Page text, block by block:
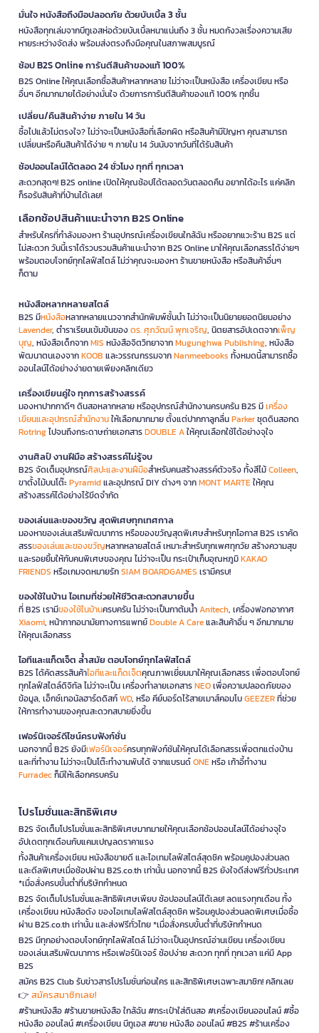
มั่นใจ หนังสือถึงมือปลอดภัย ด้วยบับเบิ้ล 3 ชั้น
หนังสือทุกเล่มจากบีทูเอสห่อด้วยบับเบิ้ลหนาแน่นถึง 3 ชั้น หมดกังวลเรื่องความเสีย
หายระหว่างจัดส่ง พร้อมส่งตรงถึงมือคุณในสภาพสมบูรณ์
ช้อป B2S Online การันตีสินค้าของแท้ 100%
B2S Online ให้คุณเลือกซื้อสินค้าหลากหลาย ไม่ว่าจะเป็นหนังสือ เครื่องเขียน หรือ
อื่นๆ อีกมากมายได้อย่างมั่นใจ ด้วยการการันตีสินค้าของแท้ 100% ทุกชิ้น
เปลี่ยน/คืนสินค้าง่าย ภายใน 14 วัน
ซื้อไปแล้วไม่ตรงใจ? ไม่ว่าจะเป็นหนังสือที่เลือกผิด หรือสินค้ามีปัญหา คุณสามารถ
เปลี่ยนหรือคืนสินค้าได้ง่าย ๆ ภายใน 14 วันนับจากวันที่ได้รับสินค้า
ช้อปออนไลน์ได้ตลอด 24 ชั่วโมง ทุกที่ ทุกเวลา
สะดวกสุดๆ! B2S online เปิดให้คุณช้อปได้ตลอดวันตลอดคืน อยากได้อะไร แค่คลิก
ก็รอรับสินค้าที่บ้านได้เลย!
เลือกช้อปสินค้าแนะนำจาก B2S Online
สำหรับใครที่กำลังมองหา ร้านอุปกรณ์เครื่องเขียนใกล้ฉัน หรืออยากแวะร้าน B2S แต่
ไม่สะดวก วันนี้เราได้รวบรวมสินค้าแนะนำจาก B2S Online มาให้คุณเลือกสรรได้ง่ายๆ
พร้อมตอบโจทย์ทุกไลฟ์สไตล์ ไม่ว่าคุณจะมองหา ร้านขายหนังสือ หรือสินค้าอื่นๆ
ก็ตาม
หนังสือหลากหลายสไตล์
B2S มีหนังสือหลากหลายแนวจากสำนักพิมพ์ชั้นนำ ไม่ว่าจะเป็นนิยายยอดนิยมอย่าง
Lavender, ตำราเรียนเข้มข้นของดร. ศุภวัฒน์ พุกเจริญ, นิตยสารอัปเดตจากเพ็ญ
บุญ, หนังสือเด็กจากMIS หนังสือจิตวิทยาจากMugunghwa Publishing, หนังสือ
พัฒนาตนเองจากKOOB และวรรณกรรมจากNanmeebooks ทั้งหมดนี้สามารถซื้อ
ออนไลน์ได้อย่างง่ายดายเพียงคลิกเดียว
เครื่องเขียนคู่ใจ ทุกการสร้างสรรค์
มองหาปากกาดีๆ ดินสอหลากหลาย หรืออุปกรณ์สำนักงานครบครัน B2S มีเครื่อง
เขียนและอุปกรณ์สำนักงานให้เลือกมากมาย ตั้งแต่ปากกาลูกลื่นParkerชุดดินสอกด
Rotringไปจนถึงกระดาษถ่ายเอกสารDOUBLE Aให้คุณเลือกใช้ได้อย่างจุใจ
งานศิลป์ งานฝีมือ สร้างสรรค์ไม่รู้จบ
B2S จัดเต็มอุปกรณ์ศิลปะและงานฝีมือสำหรับคนสร้างสรรค์ตัวจริง ทั้งสีไม้Colleen,
ขาตั้งไม้บนโต๊ะPyramidและอุปกรณ์ DIY ต่างๆ จากMONT MARTEให้คุณ
สร้างสรรค์ได้อย่างไร้ขีดจำกัด
ของเล่นและของขวัญ สุดพิเศษทุกเทศกาล
มองหาของเล่นเสริมพัฒนาการ หรือของขวัญสุดพิเศษสำหรับทุกโอกาส B2S เราคัด
สรรของเล่นและของขวัญหลากหลายสไตล์ เหมาะสำหรับทุกเพศทุกวัย สร้างความสุข
และรอยยิ้มให้กับคนพิเศษของคุณ ไม่ว่าจะเป็น กระเป๋าเก็บอุณหภูมิKAKAO
FRIENDS หรือเกมจดหมายรักSIAM BOARDGAMES เรามีครบ!
ของใช้ในบ้าน ไอเทมที่ช่วยให้ชีวิตสะดวกสบายขึ้น
ที่ B2S เรามีของใช้ในบ้านครบครัน ไม่ว่าจะเป็นกาต้มน้ำAnitech, เครื่องฟอกอากาศ
Xiaomi, หน้ากากอนามัยทางการแพทย์Double A Careและสินค้าอื่น ๆ อีกมากมาย
ให้คุณเลือกสรร
ไอทีและแก็ดเจ็ต ล้ำสมัย ตอบโจทย์ทุกไลฟ์สไตล์
B2S ได้คัดสรรสินค้าไอทีและแก็ดเจ็ตคุณภาพเยี่ยมมาให้คุณเลือกสรร เพื่อตอบโจทย์
ทุกไลฟ์สไตล์ดิจิทัล ไม่ว่าจะเป็น เครื่องทำลายเอกสารNEOเพื่อความปลอดภัยของ
ข้อมูล, เอ็กซ์เทอนัลฮาร์ดดิสก์WD, หรือ คีย์บอร์ดไร้สายเมาส์คอมโบGEEZERที่ช่วย
ให้การทำงานของคุณสะดวกสบายยิ่งขึ้น
เฟอร์นิเจอร์ดีไซน์ครบฟังก์ชั่น
นอกจากนี้ B2S ยังมีเฟอร์นิเจอร์ครบทุกฟังก์ชันให้คุณได้เลือกสรรเพื่อตกแต่งบ้าน
และที่ทำงาน ไม่ว่าจะเป็นโต๊ะทำงานพับได้ จากแบรนด์ONEหรือ เก้าอี้ทำงาน
Furradecก็มีให้เลือกครบครัน
โปรโมชั่นและสิทธิพิเศษ
B2S จัดเต็มโปรโมชั่นและสิทธิพิเศษมากมายให้คุณเลือกช้อปออนไลน์ได้อย่างจุใจ
อัปเดตทุกเดือนกับแคมเปญลดราคาแรง
ทั้งสินค้าเครื่องเขียน หนังสือขายดี และไอเทมไลฟ์สไตล์สุดชิค พร้อมคูปองส่วนลด
และดีลพิเศษเมื่อช้อปผ่าน B2S.co.th เท่านั้น นอกจากนี้ B2S ยังใจดีส่งฟรีทั่วประเทศ
*เมื่อสั่งครบขั้นต่ำที่บริษัทกำหนด
B2S จัดเต็มโปรโมชั่นและสิทธิพิเศษเพียบ ช้อปออนไลน์ได้เลย! ลดแรงทุกเดือน ทั้ง
เครื่องเขียน หนังสือดัง ของไอเทมไลฟ์สไตล์สุดชิค พร้อมคูปองส่วนลดพิเศษเมื่อซื้อ
ผ่าน B2S.co.th เท่านั้น และส่งฟรีทั่วไทย *เมื่อสั่งครบขั้นต่ำที่บริษัทกำหนด
B2S มีทุกอย่างตอบโจทย์ทุกไลฟ์สไตล์ ไม่ว่าจะเป็นอุปกรณ์อ่านเขียน เครื่องเขียน
ของเล่นเสริมพัฒนาการ หรือเฟอร์นิเจอร์ ช้อปง่าย สะดวก ทุกที่ ทุกเวลา แค่มี App
B2S
สมัคร B2S Club รับข่าวสารโปรโมชั่นก่อนใคร และสิทธิพิเศษเฉพาะสมาชิก! คลิกเลย
👉 สมัครสมาชิกเลย!
#ร้านหนังสือ #ร้านขายหนังสือ ใกล้ฉัน #กระเป๋าใส่ดินสอ #เครื่องเขียนออนไลน์ #ซื้อ
หนังสือ ออนไลน์ #เครื่องเขียน บีทูเอส #ขาย หนังสือ ออนไลน์ #B2S #ร้านเครื่อง